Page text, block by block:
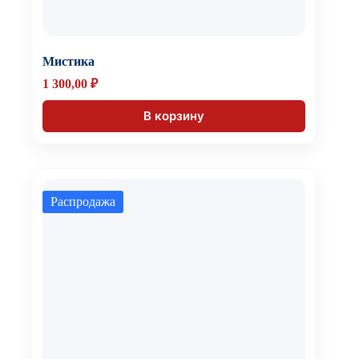
Мистика
1 300,00 ₽
В корзину
Распродажа